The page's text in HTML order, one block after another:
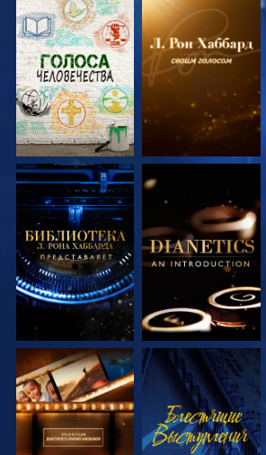
СМОТРЕТЬ
ПЕРЕДАЧИ
СМОТРЕТЬ
ПЕРЕДАЧИ
СМОТРЕТЬ
ПЕРЕДАЧИ
СМОТРЕТЬ
ПЕРЕДАЧИ
СМОТРЕТЬ
ПЕРЕДАЧИ
СМОТРЕТЬ